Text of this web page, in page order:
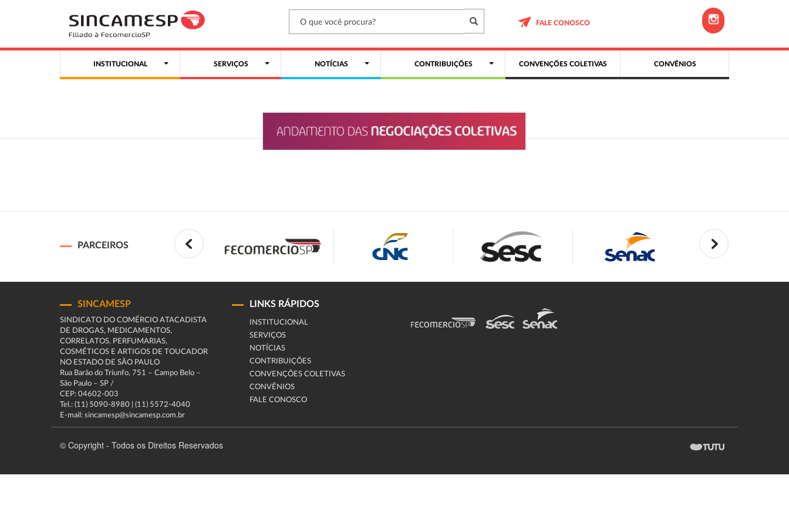
FALE CONOSCO
INSTITUCIONAL SERVIÇOS NOTÍCIAS CONTRIBUIÇÕES CONVENÇÕES COLETIVAS CONVÊNIOS
PARCEIROS
SINCAMESP
SINDICATO DO COMÉRCIO ATACADISTA
DE DROGAS, MEDICAMENTOS,
CORRELATOS, PERFUMARIAS,
COSMÉTICOS E ARTIGOS DE TOUCADOR
NO ESTADO DE SÃO PAULO
Rua Barão do Triunfo, 751 – Campo Belo –
São Paulo – SP /
CEP: 04602-003
Tel.: (11) 5090-8980 | (11) 5572-4040
E-mail: sincamesp@sincamesp.com.br
LINKS RÁPIDOS
INSTITUCIONAL
SERVIÇOS
NOTÍCIAS
CONTRIBUIÇÕES
CONVENÇÕES COLETIVAS
CONVÊNIOS
FALE CONOSCO
© Copyright - Todos os Direitos Reservados